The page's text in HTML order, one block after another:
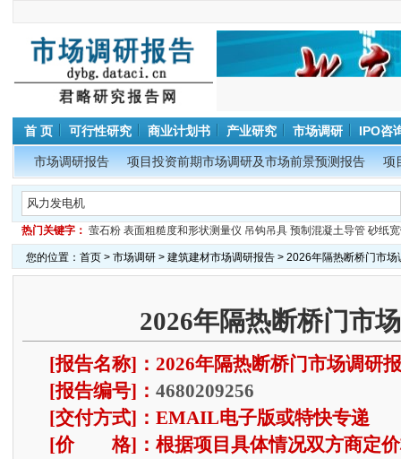
首 页 可行性研究 商业计划书 产业研究 市场调研 IPO咨
市场调研报告 项目投资前期市场调研及市场前景预测报告 项
热门关键字： 萤石粉 表面粗糙度和形状测量仪 吊钩吊具 预制混凝土导管 砂纸
您的位置： 首页> 市场调研> 建筑建材市场调研报告> 2026年隔热断桥门市场
2026年隔热断桥门市
[报告名称]：2026年隔热断桥门市场调研
[报告编号]： 4680209256
[交付方式]：EMAIL电子版或特快专递
[价 格]：根据项目具体情况双方商定